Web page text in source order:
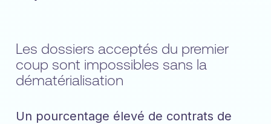
Les dossiers acceptés du premier
coup sont impossibles sans la
dématérialisation
Un pourcentage élevé de contrats de